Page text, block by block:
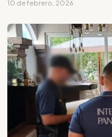
10 de febrero, 2026